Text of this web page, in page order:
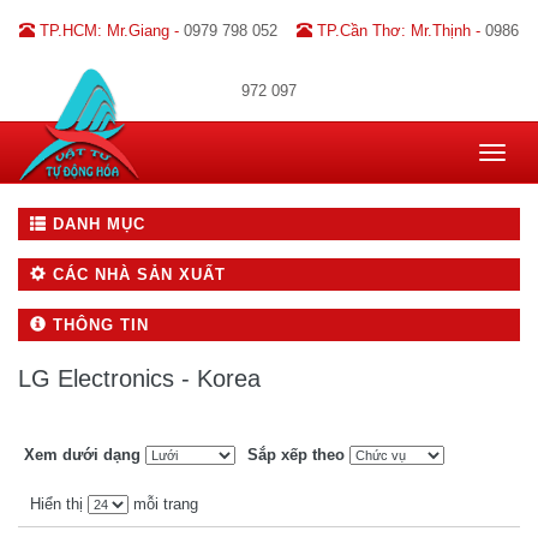
TP.HCM: Mr.Giang - 0979 798 052 TP.Cần Thơ: Mr.Thịnh - 0986
972 097
Toggle
DANH MỤC
CÁC NHÀ SẢN XUẤT
THÔNG TIN
LG Electronics - Korea
Xem dưới dạng Sắp xếp theo
Hiển thị mỗi trang